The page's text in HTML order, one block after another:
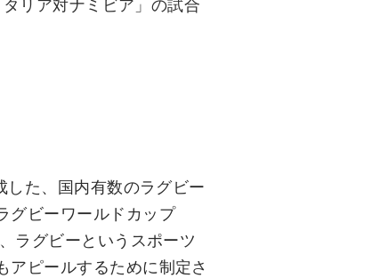
た、国内有数のラグビー
グビーワールドカップ
ラグビーというスポーツ
ピールするために制定さ